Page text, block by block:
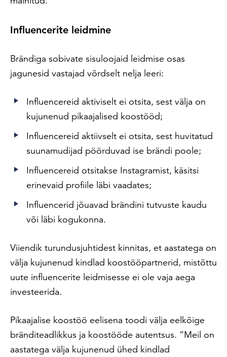
Influencerite leidmine
Brändiga sobivate sisuloojaid leidmise osas
jagunesid vastajad võrdselt nelja leeri:
Influencereid aktiviselt ei otsita, sest välja on
kujunenud pikaajalised koostööd;
Influencereid aktiivselt ei otsita, sest huvitatud
suunamudijad pöörduvad ise brändi poole;
Influencereid otsitakse Instagramist, käsitsi
erinevaid profiile läbi vaadates;
Influencerid jõuavad brändini tutvuste kaudu
või läbi kogukonna.
Viiendik turundusjuhtidest kinnitas, et aastatega on
välja kujunenud kindlad koostööpartnerid, mistõttu
uute influencerite leidmisesse ei ole vaja aega
investeerida.
Pikaajalise koostöö eelisena toodi välja eelkõige
bränditeadlikkus ja koostööde autentsus. “Meil on
aastatega välja kujunenud ühed kindlad